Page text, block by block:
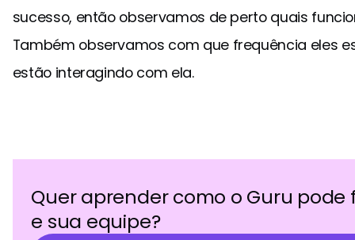
sucesso, então observamos de perto quais
Também observamos com que frequência eles
estão interagindo com ela.
Quer aprender como o Guru
e sua equipe?